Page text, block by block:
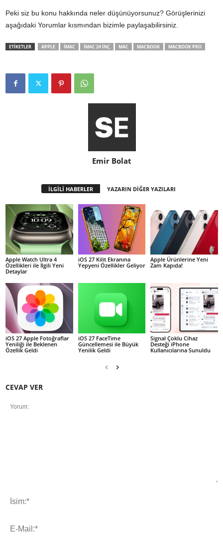
Peki siz bu konu hakkında neler düşünüyorsunuz? Görüşlerinizi
aşağıdaki Yorumlar kısmından bizimle paylaşabilirsiniz.
ETİKETLER APPLE IMAC IMAC 24 INÇ MAC MACBOOK MACBOOK PRO
Emir Bolat
İLGİLİ HABERLER YAZARIN DİĞER YAZILARI
Apple Watch Ultra 4
Özellikleri ile İlgili Yeni
Detaylar
iOS 27 Kilit Ekranına
Yepyeni Özellikler Geliyor
Apple Ürünlerine Yeni
Zam Kapıda!
iOS 27 Apple Fotoğraflar
Yeniliği ile Beklenen
Özellik Geldi
iOS 27 FaceTime
Güncellemesi ile Büyük
Yenilik Geldi
Signal Çoklu Cihaz
Desteği iPhone
Kullanıcılarına Sunuldu
CEVAP VER